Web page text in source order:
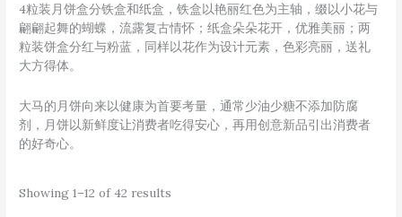
4粒装月饼盒分铁盒和纸盒，铁盒以艳丽红色为主轴，缀以小花与
翩翩起舞的蝴蝶，流露复古情怀；纸盒朵朵花开，优雅美丽；两
粒装饼盒分红与粉蓝，同样以花作为设计元素，色彩亮丽，送礼
大方得体。
大马的月饼向来以健康为首要考量，通常少油少糖不添加防腐
剂，月饼以新鲜度让消费者吃得安心，再用创意新品引出消费者
的好奇心。
Showing 1–12 of 42 results